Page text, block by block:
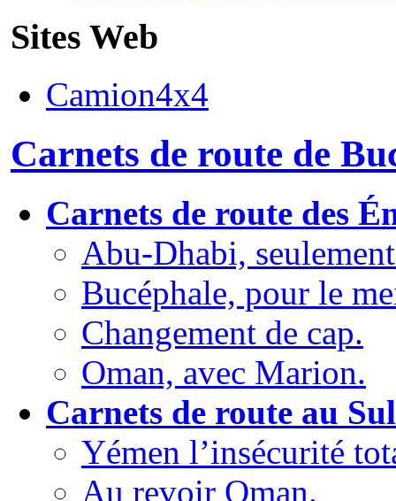
Sites Web
Camion4x4
Carnets de route de
Carnets de route des
Abu-Dhabi,
Bucéphale, pour le
Changement de cap.
Oman, avec Marion.
Carnets de route au
Yémen l’insécurité
Au revoir Oman.